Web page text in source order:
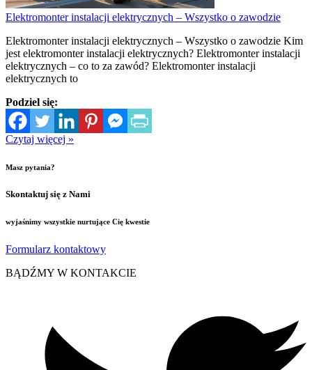
Elektromonter instalacji elektrycznych – Wszystko o zawodzie
Elektromonter instalacji elektrycznych – Wszystko o zawodzie Kim
jest elektromonter instalacji elektrycznych? Elektromonter instalacji
elektrycznych – co to za zawód? Elektromonter instalacji
elektrycznych to
Podziel się:
Czytaj więcej »
Masz pytania?
Skontaktuj się z Nami
wyjaśnimy wszystkie nurtujące Cię kwestie
Formularz kontaktowy
BĄDŹMY W KONTAKCIE